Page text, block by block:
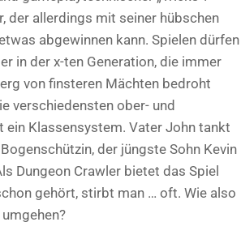
der allerdings mit seiner hübschen
abgewinnen kann. Spielen dürfen
in der x-ten Generation, die immer
von finsteren Mächten bedroht
verschiedensten ober- und
Klassensystem. Vater John tankt
der jüngste Sohn Kevin
Dungeon Crawler bietet das Spiel
gehört, stirbt man … oft. Wie also